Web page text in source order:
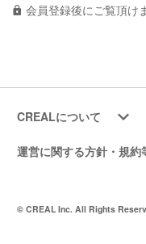
会員登録後にご覧頂け
CREALについて
運営に関する方針・規約
© CREAL Inc. All Rights